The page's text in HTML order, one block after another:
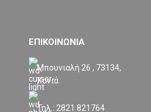
ΕΠΙΚΟΙΝΩΝΙΑ
Μπουνιαλή 26 , 73134,
Χανιά
Τηλ.: 2821 821764